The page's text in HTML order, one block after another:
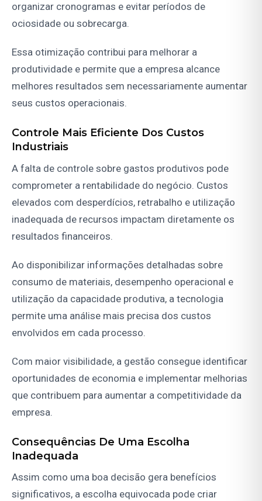
organizar cronogramas e evitar períodos de
ociosidade ou sobrecarga.
Essa otimização contribui para melhorar a
produtividade e permite que a empresa alcance
melhores resultados sem necessariamente aumentar
seus custos operacionais.
Controle Mais Eficiente Dos Custos
Industriais
A falta de controle sobre gastos produtivos pode
comprometer a rentabilidade do negócio. Custos
elevados com desperdícios, retrabalho e utilização
inadequada de recursos impactam diretamente os
resultados financeiros.
Ao disponibilizar informações detalhadas sobre
consumo de materiais, desempenho operacional e
utilização da capacidade produtiva, a tecnologia
permite uma análise mais precisa dos custos
envolvidos em cada processo.
Com maior visibilidade, a gestão consegue identificar
oportunidades de economia e implementar melhorias
que contribuem para aumentar a competitividade da
empresa.
Consequências De Uma Escolha
Inadequada
Assim como uma boa decisão gera benefícios
significativos, a escolha equivocada pode criar